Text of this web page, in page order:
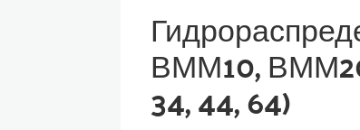
ВММ10,
34, 44, 64)